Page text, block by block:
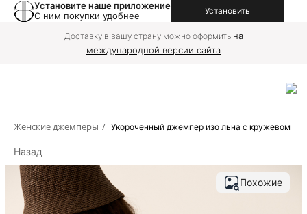
Установите наше приложение
С ним покупки удобнее
Установить
Доставку в вашу страну можно оформить на
международной версии сайта
Женские джемперы / Укороченный джемпер изо льна с кружевом
Назад
Похожие